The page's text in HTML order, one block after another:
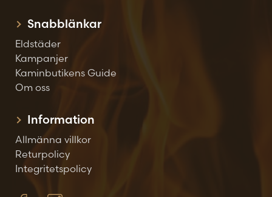
Snabblänkar
Eldstäder
Kampanjer
Kaminbutikens Guide
Om oss
Information
Allmänna villkor
Returpolicy
Integritetspolicy